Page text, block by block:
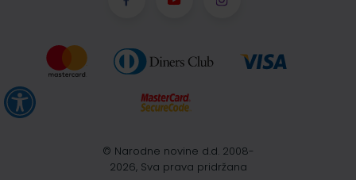
© Narodne novine d.d. 2008-
2026, Sva prava pridržana